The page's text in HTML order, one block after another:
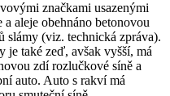
značkami usazenými
aleje obehnáno betonovou
slámy (viz. technická zpráva).
je také zeď, avšak vyšší, má
zdí rozlučkové síně a
auto. Auto s rakví má